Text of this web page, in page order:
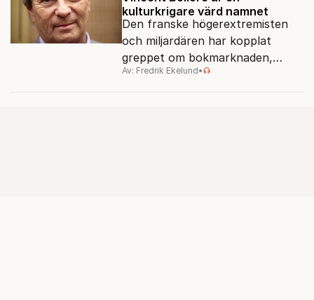
vän.
kulturkrigare värd namnet
Den franske högerextremisten
och miljardären har kopplat
greppet om bokmarknaden,
filmbolag, tv- och radiokanaler.
Av: Fredrik Ekelund•